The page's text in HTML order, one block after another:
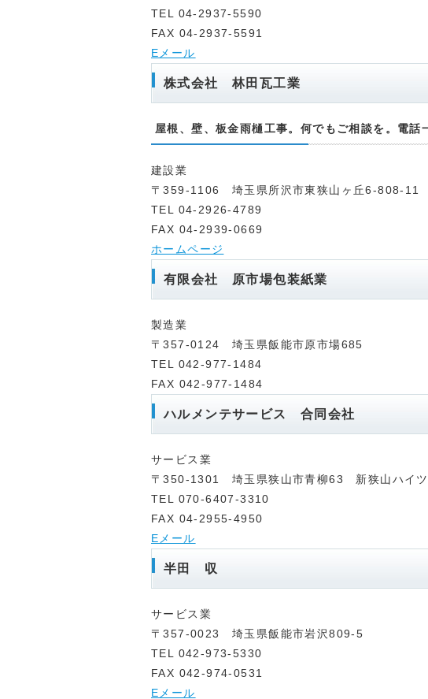
TEL 04-2937-5590
FAX 04-2937-5591
Eメール
株式会社 林田瓦工業
屋根、壁、板金雨樋工事。何でもご相談を。電話
建設業
〒359-1106 埼玉県所沢市東狭山ヶ丘6-808-11
TEL 04-2926-4789
FAX 04-2939-0669
ホームページ
有限会社 原市場包装紙業
製造業
〒357-0124 埼玉県飯能市原市場685
TEL 042-977-1484
FAX 042-977-1484
ハルメンテサービス 合同会社
サービス業
〒350-1301 埼玉県狭山市青柳63 新狭山ハイ
TEL 070-6407-3310
FAX 04-2955-4950
Eメール
半田 収
サービス業
〒357-0023 埼玉県飯能市岩沢809-5
TEL 042-973-5330
FAX 042-974-0531
Eメール